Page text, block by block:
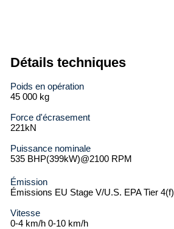
Détails techniques​
Poids en opération
45 000 kg
​Force d'écrasement
221kN​
Puissance nominale
535 BHP(399kW)@2100 RPM
Émission
Émissions EU Stage V/U.S. EPA Tier 4(f)
Vitesse
0-4 km/h 0-10 km/h​